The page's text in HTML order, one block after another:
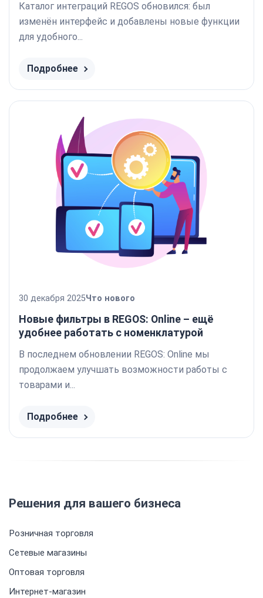
Каталог интеграций REGOS обновился: был
изменён интерфейс и добавлены новые функции
для удобного...
Подробнее
Новые фильтры в REGOS: Online – ещё
удобнее работать с номенклатурой
30 декабря 2025Что нового
В последнем обновлении REGOS: Online мы
продолжаем улучшать возможности работы с
товарами и...
Подробнее
Решения для вашего бизнеса
Розничная торговля
Сетевые магазины
Оптовая торговля
Интернет-магазин